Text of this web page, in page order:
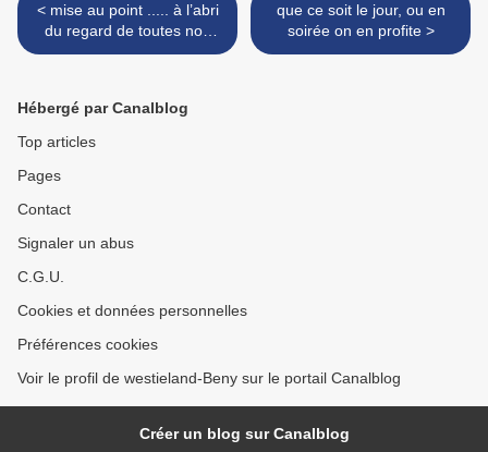
< mise au point ..... à l’abri
du regard de toutes nos
connaissances
que ce soit le jour, ou en
soirée on en profite >
Hébergé par Canalblog
Top articles
Pages
Contact
Signaler un abus
C.G.U.
Cookies et données personnelles
Préférences cookies
Voir le profil de westieland-Beny sur le portail Canalblog
Créer un blog sur Canalblog